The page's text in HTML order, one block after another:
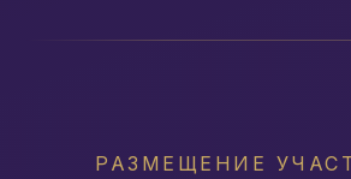
РАЗМЕЩЕНИЕ